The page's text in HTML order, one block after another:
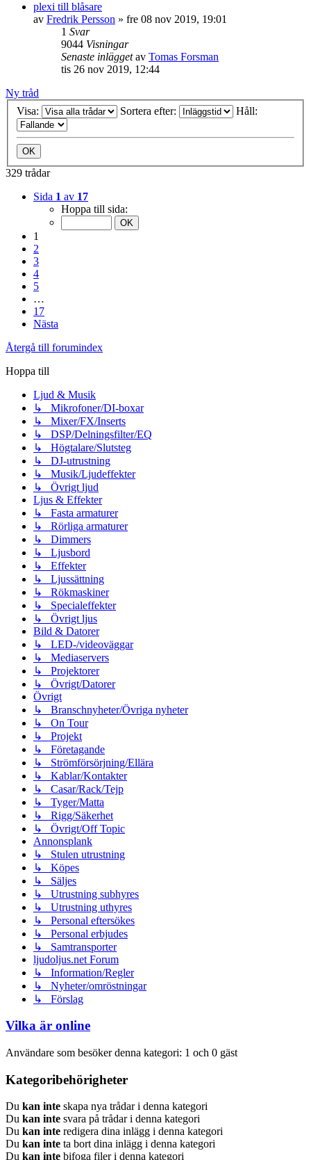
plexi till blåsare
av Fredrik Persson » fre 08 nov 2019, 19:01
1 Svar
9044 Visningar
Senaste inläggetav Tomas Forsman
tis 26 nov 2019, 12:44
Ny tråd
Visa:
Sortera efter: Håll:
329 trådar
Sida 1 av 17
Hoppa till sida:
1
2
3
4
5
…
17
Nästa
Återgå till forumindex
Hoppa till
Ljud & Musik
↳ Mikrofoner/DI-boxar
↳ Mixer/FX/Inserts
↳ DSP/Delningsfilter/EQ
↳ Högtalare/Slutsteg
↳ DJ-utrustning
↳ Musik/Ljudeffekter
↳ Övrigt ljud
Ljus & Effekter
↳ Fasta armaturer
↳ Rörliga armaturer
↳ Dimmers
↳ Ljusbord
↳ Effekter
↳ Ljussättning
↳ Rökmaskiner
↳ Specialeffekter
↳ Övrigt ljus
Bild & Datorer
↳ LED-/videoväggar
↳ Mediaservers
↳ Projektorer
↳ Övrigt/Datorer
Övrigt
↳ Branschnyheter/Övriga nyheter
↳ On Tour
↳ Projekt
↳ Företagande
↳ Strömförsörjning/Ellära
↳ Kablar/Kontakter
↳ Casar/Rack/Tejp
↳ Tyger/Matta
↳ Rigg/Säkerhet
↳ Övrigt/Off Topic
Annonsplank
↳ Stulen utrustning
↳ Köpes
↳ Säljes
↳ Utrustning subhyres
↳ Utrustning uthyres
↳ Personal eftersökes
↳ Personal erbjudes
↳ Samtransporter
ljudoljus.net Forum
↳ Information/Regler
↳ Nyheter/omröstningar
↳ Förslag
Vilka är online
Användare som besöker denna kategori: 1 och 0 gäst
Kategoribehörigheter
Du kan inte skapa nya trådar i denna kategori
Du kan inte svara på trådar i denna kategori
Du kan inte redigera dina inlägg i denna kategori
Du kan inte ta bort dina inlägg i denna kategori
Du kan inte bifoga filer i denna kategori